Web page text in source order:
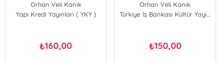
Orhan Veli Kanık
Yapı Kredi Yayınları ( YKY )
₺160,00
Orhan Veli Kanık
Türkiye İş Bankası Kültür Yayınları
₺150,00